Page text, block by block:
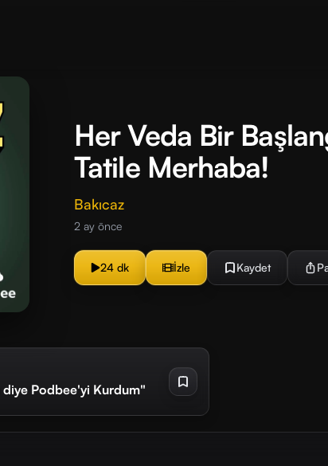
Her Veda Bir
Tatile Merhaba!
Bakıcaz
2 ay önce
24 dk İzle Kaydet
diye Podbee'yi Kurdum"